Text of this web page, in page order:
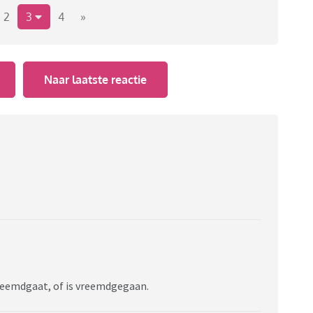
die voor sommigen van ons abracadabra zijn en
opstellen.
fijn om terug te kunnen zoeken wat iets
2 3 4 »
Naar laatste reactie
of is vreemdgegaan.